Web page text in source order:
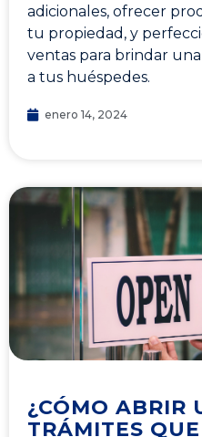
adicionales, ofrecer
tu propiedad, y
ventas para brindar
a tus huéspedes.
enero 14, 2024
¿CÓMO ABRIR
TRÁMITES